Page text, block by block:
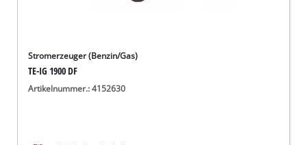
Stromerzeuger (Benzin/Gas)
TE-IG 1900 DF
Artikelnummer.: 4152630